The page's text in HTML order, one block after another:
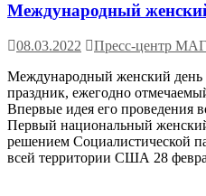
Международный
08.03.2022 Пресс-центр МАГ
Международный женский день
праздник, ежегодно
Впервые идея его проведения
Первый национальный
решением Социалистической
всей территории США 28